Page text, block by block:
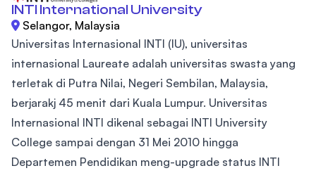
INTI International University
Selangor, Malaysia
Universitas Internasional INTI (IU), universitas
internasional Laureate adalah universitas swasta yang
terletak di Putra Nilai, Negeri Sembilan, Malaysia,
berjarakj 45 menit dari Kuala Lumpur. Universitas
Internasional INTI dikenal sebagai INTI University
College sampai dengan 31 Mei 2010 hingga
Departemen Pendidikan meng-upgrade status INTI